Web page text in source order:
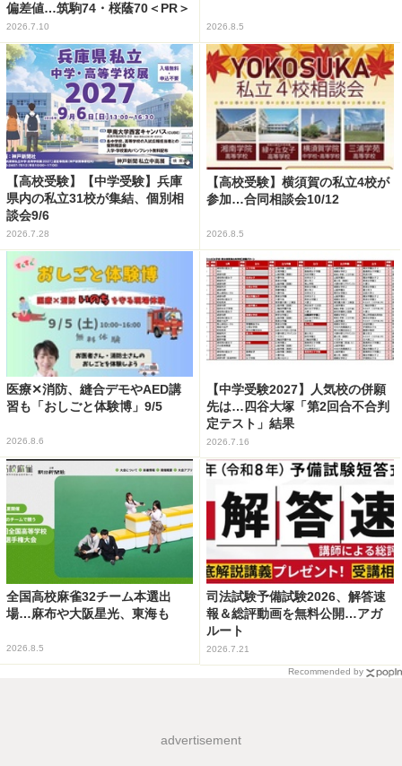
偏差値…筑駒74・桜蔭70＜PR＞
2026.7.10 2026.8.5
【高校受験】【中学受験】兵庫
県内の私立31校が集結、個別相
談会9/6
2026.7.28
【高校受験】横須賀の私立4校が
参加…合同相談会10/12
2026.8.5
医療✕消防、縫合デモやAED講
習も「おしごと体験博」9/5
2026.8.6
【中学受験2027】人気校の併願
先は…四谷大塚「第2回合不合判
定テスト」結果
2026.7.16
全国高校麻雀32チーム本選出
場…麻布や大阪星光、東海も
2026.8.5
司法試験予備試験2026、解答速
報＆総評動画を無料公開…アガ
ルート
2026.7.21
Recommended by
advertisement